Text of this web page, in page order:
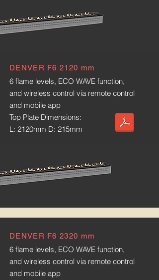
DENVER F6 2120 mm
6 flame levels, ECO WAVE function,
and wireless control via remote control
and mobile app
Top Plate Dimensions:
L: 2120mm D: 215mm
DENVER F6 2320 mm
6 flame levels, ECO WAVE function,
and wireless control via remote control
and mobile app